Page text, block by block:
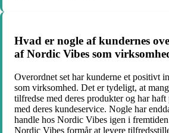
Hvad er nogle af kundernes
af Nordic Vibes som
Overordnet set har kunderne et positivt
som virksomhed. Det er tydeligt, at
tilfredse med deres produkter og har
med deres kundeservice. Nogle har
handle hos Nordic Vibes igen i
Nordic Vibes formår at levere